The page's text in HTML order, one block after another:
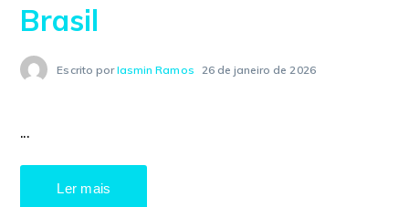
Brasil
Escrito porIasmin Ramos 26 de janeiro de 2026
...
Ler mais